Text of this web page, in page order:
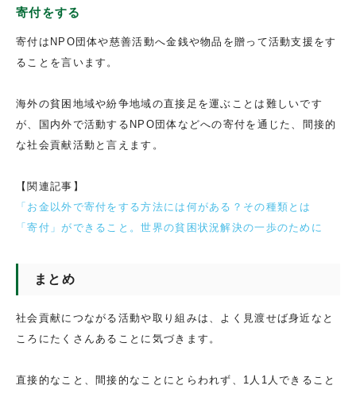
寄付をする
寄付はNPO団体や慈善活動へ金銭や物品を贈って活動支援をす
ることを言います。
海外の貧困地域や紛争地域の直接足を運ぶことは難しいです
が、国内外で活動するNPO団体などへの寄付を通じた、間接的
な社会貢献活動と言えます。
【関連記事】
「お金以外で寄付をする方法には何がある？その種類とは
「寄付」ができること。世界の貧困状況解決の一歩のために
まとめ
社会貢献につながる活動や取り組みは、よく見渡せば身近なと
ころにたくさんあることに気づきます。
直接的なこと、間接的なことにとらわれず、1人1人できること